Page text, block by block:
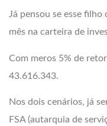
Já pensou se esse
mês na carteira de
Com meros 5% de
43.616.343.
Nos dois cenários, já
FSA (autarquia de